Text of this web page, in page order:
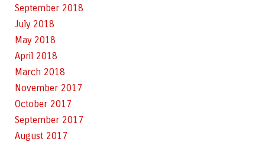
September 2018
July 2018
May 2018
April 2018
March 2018
November 2017
October 2017
September 2017
August 2017